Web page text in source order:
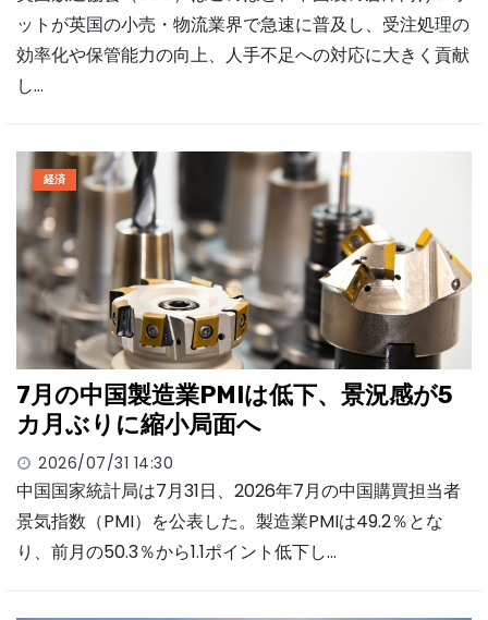
ットが英国の小売・物流業界で急速に普及し、受注処理の
効率化や保管能力の向上、人手不足への対応に大きく貢献
し…
経済
7月の中国製造業PMIは低下、景況感が5
カ月ぶりに縮小局面へ
2026/07/31 14:30
中国国家統計局は7月31日、2026年7月の中国購買担当者
景気指数（PMI）を公表した。製造業PMIは49.2％とな
り、前月の50.3％から1.1ポイント低下し…